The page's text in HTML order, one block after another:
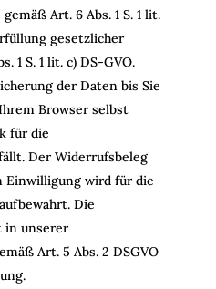
Art. 6 Abs. 1 S. 1 lit.
gesetzlicher
1 S. 1 lit. c) DS-GVO.
der Daten bis Sie
Browser selbst
für die
Der Widerrufsbeleg
wird für die
Die
in unserer
Art. 5 Abs. 2 DSGVO